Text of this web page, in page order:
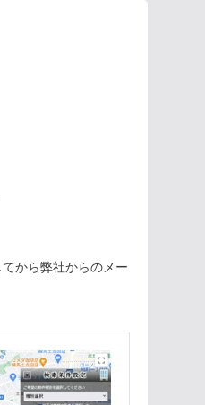
から弊社からのメー